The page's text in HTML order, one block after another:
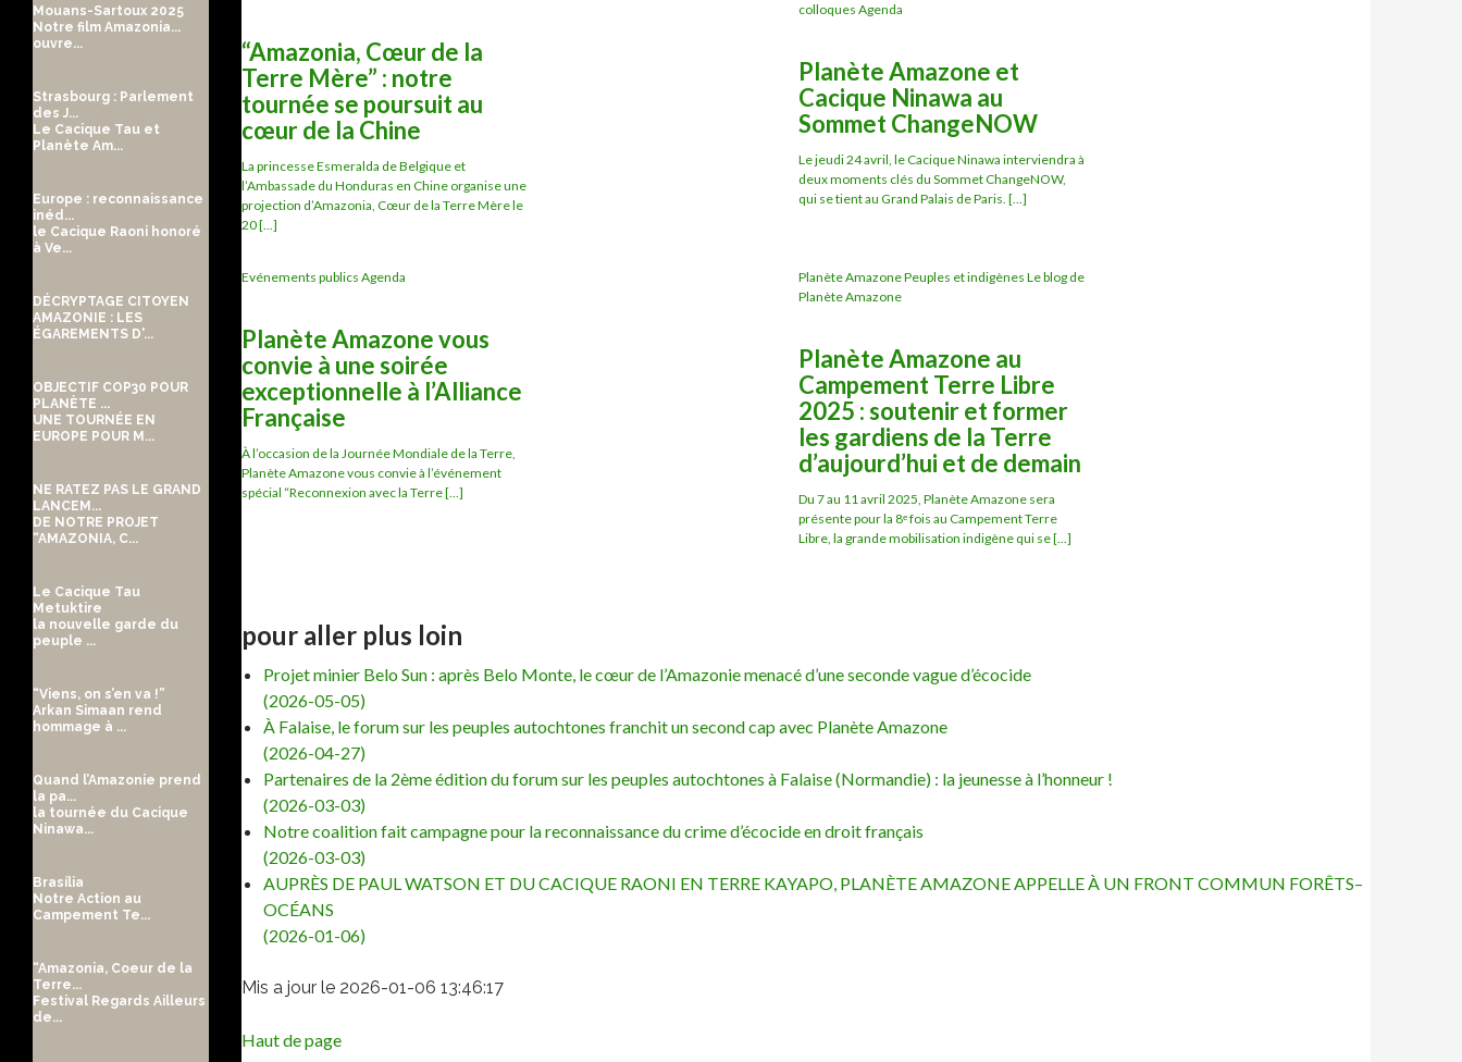
“Amazonia, Cœur de la
Terre Mère” : notre
tournée se poursuit au
cœur de la Chine
La princesse Esmeralda de Belgique et
l’Ambassade du Honduras en Chine organise une
projection d’Amazonia, Cœur de la Terre Mère le
20 [...]
colloques Agenda
Planète Amazone et
Cacique Ninawa au
Sommet ChangeNOW
Le jeudi 24 avril, le Cacique Ninawa interviendra à
deux moments clés du Sommet ChangeNOW,
qui se tient au Grand Palais de Paris. [...]
Evénements publics Agenda
Planète Amazone vous
convie à une soirée
exceptionnelle à l’Alliance
Française
À l’occasion de la Journée Mondiale de la Terre,
Planète Amazone vous convie à l’événement
spécial “Reconnexion avec la Terre [...]
Planète Amazone Peuples et indigènes Le blog de
Planète Amazone
Planète Amazone au
Campement Terre Libre
2025 : soutenir et former
les gardiens de la Terre
d’aujourd’hui et de demain
Du 7 au 11 avril 2025, Planète Amazone sera
présente pour la 8ᵉ fois au Campement Terre
Libre, la grande mobilisation indigène qui se [...]
pour aller plus loin
Projet minier Belo Sun : après Belo Monte, le cœur de l’Amazonie menacé d’une seconde vague d’écocide
(2026-05-05)
À Falaise, le forum sur les peuples autochtones franchit un second cap avec Planète Amazone
(2026-04-27)
Partenaires de la 2ème édition du forum sur les peuples autochtones à Falaise (Normandie) : la jeunesse à l’honneur !
(2026-03-03)
Notre coalition fait campagne pour la reconnaissance du crime d’écocide en droit français
(2026-03-03)
AUPRÈS DE PAUL WATSON ET DU CACIQUE RAONI EN TERRE KAYAPO, PLANÈTE AMAZONE APPELLE À UN FRONT COMMUN FORÊTS–
OCÉANS
(2026-01-06)
Mis a jour le 2026-01-06 13:46:17
Haut de page
Mouans-Sartoux 2025
Notre film Amazonia...
ouvre...
Strasbourg : Parlement
des J...
Le Cacique Tau et
Planète Am...
Europe : reconnaissance
inéd...
le Cacique Raoni honoré
à Ve...
DÉCRYPTAGE CITOYEN
AMAZONIE : LES
ÉGAREMENTS D'...
OBJECTIF COP30 POUR
PLANÈTE ...
UNE TOURNÉE EN
EUROPE POUR M...
NE RATEZ PAS LE GRAND
LANCEM...
DE NOTRE PROJET
“AMAZONIA, C...
Le Cacique Tau
Metuktire
la nouvelle garde du
peuple ...
“Viens, on s’en va !”
Arkan Simaan rend
hommage à ...
Quand l’Amazonie prend
la pa...
la tournée du Cacique
Ninawa...
Brasília
Notre Action au
Campement Te...
“Amazonia, Coeur de la
Terre...
Festival Regards Ailleurs
de...